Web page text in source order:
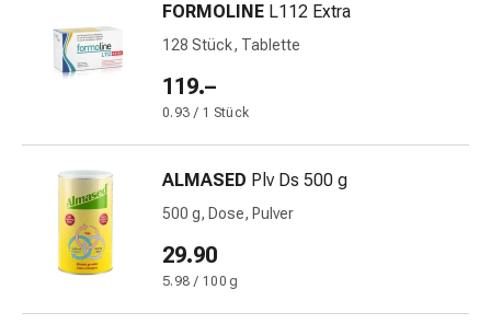
Elastische
Wundbinden
Fingerverbände
Fixationspflaster
Gazen
Kompressionsbinden
Pflasterbinden,
Tapes
FORMOLINE L112 Extra
128 Stück, Tablette
119.–
0.93 / 1 Stück
ALMASED Plv Ds 500 g
500 g, Dose, Pulver
29.90
5.98 / 100 g